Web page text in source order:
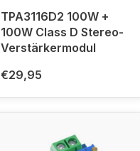
TPA3116D2 100W +
100W Class D Stereo-
Verstärkermodul
€29,95